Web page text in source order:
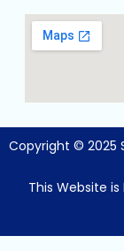
Copyright © 2025
This Website is